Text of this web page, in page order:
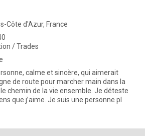
Côte d'Azur, France
/ Trades
de route pour marcher main dans la
chemin de la vie ensemble. Je déteste
que j’aime. Je suis une personne pl